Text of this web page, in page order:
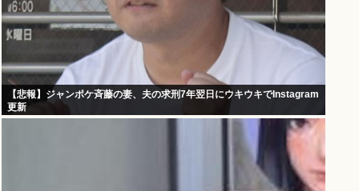
【悲報】ジャンポケ斉藤の妻、夫の求刑7年翌日にウキウキでInstagram
更新